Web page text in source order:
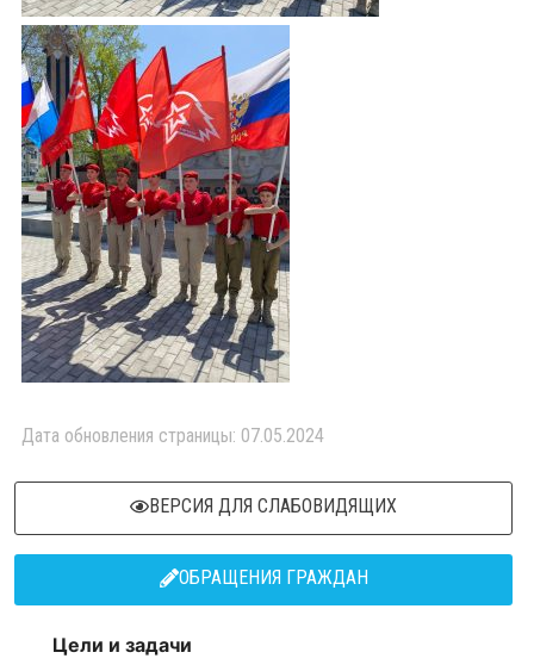
Дата обновления страницы: 07.05.2024
ВЕРСИЯ ДЛЯ СЛАБОВИДЯЩИХ
ОБРАЩЕНИЯ ГРАЖДАН
Цели и задачи